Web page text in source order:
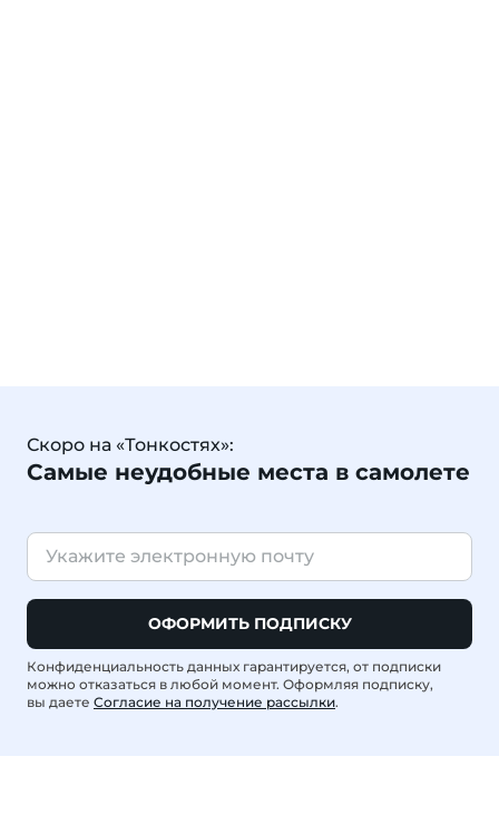
Скоро на «Тонкостях»:
Самые неудобные места в самолете
ОФОРМИТЬ ПОДПИСКУ
Конфиденциальность данных гарантируется, от подписки
можно отказаться в любой момент. Оформляя подписку,
вы даете Согласие на получение рассылки.